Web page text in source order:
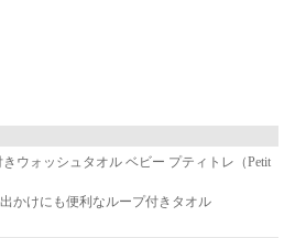
ウォッシュタオル ベビー プティトレ（Petit
かけにも便利なループ付きタオル